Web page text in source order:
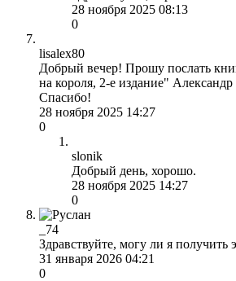
28 ноября 2025 08:13
0
lisalex80
Добрый вечер! Прошу послать
на короля, 2-е издание"
Спасибо!
28 ноября 2025 14:27
0
slonik
Добрый день, хорошо.
28 ноября 2025 14:27
0
_74
Здравствуйте, могу ли я получить
31 января 2026 04:21
0